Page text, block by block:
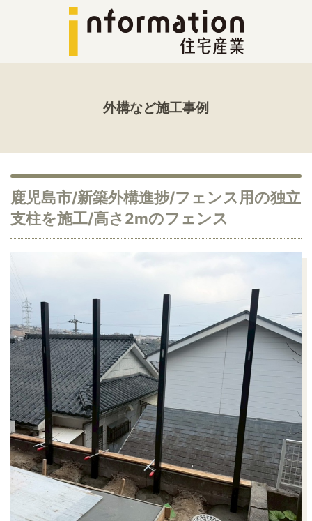
外構など施工事例
鹿児島市/新築外構進捗/フェンス用の独立
支柱を施工/高さ2mのフェンス